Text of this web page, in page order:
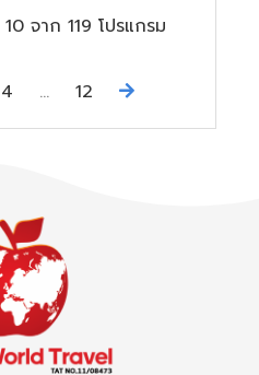
10จาก 119 โปรแกรม
4 ... 12 Next